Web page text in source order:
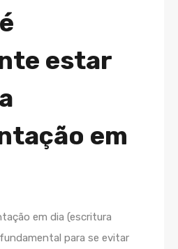
estar
em
em dia (escritura
para se evitar